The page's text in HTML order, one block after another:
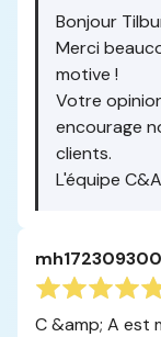
Bonjour
Merci
motive !
Votre
encourage
clients.
L'équipe C&A
C &amp; A est